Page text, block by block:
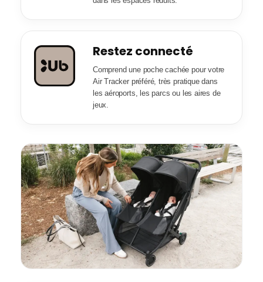
Restez connecté
Comprend une poche cachée pour votre
Air Tracker préféré, très pratique dans
les aéroports, les parcs ou les aires de
jeux.